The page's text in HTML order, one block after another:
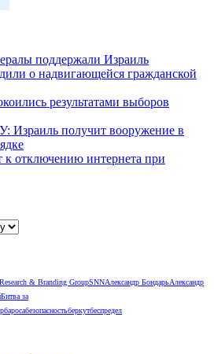
поддержали Израиль
о надвигающейся гражданской
результатами выборов
Израиль получит вооружение в
к отключению интернета при
Research & Branding GroupSNNАлександр БондарьАлександр
Битва за
безопасностьберкутбеспредел